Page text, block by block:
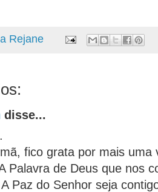
Rejane
disse...
fico grata por mais uma
Palavra de Deus que nos
Paz do Senhor seja